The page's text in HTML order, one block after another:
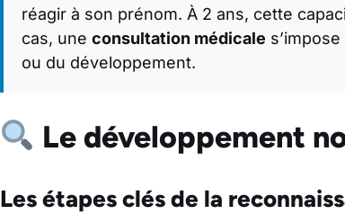
réagir à son prénom. À 2 ans, cette
cas, une consultation médicale
ou du développement.
Le développement
Les étapes clés de la